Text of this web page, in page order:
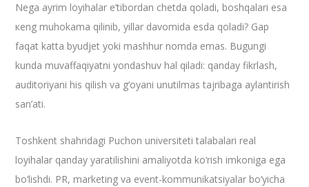
Nega ayrim loyihalar e’tibordan chetda qoladi, boshqalari esa
кeng muhokama qilinib, yillar davomida esda qoladi? Gap
faqat katta byudjet yoki mashhur nomda emas. Bugungi
kunda muvaffaqiyatni yondashuv hal qiladi: qanday fikrlash,
auditoriyani his qilish va g‘oyani unutilmas tajribaga aylantirish
san’ati.
​Toshkent shahridagi Puchon universiteti talabalari real
loyihalar qanday yaratilishini amaliyotda ko‘rish imkoniga ega
bo‘lishdi. PR, marketing va event-kommunikatsiyalar bo‘yicha